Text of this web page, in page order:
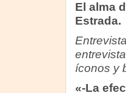
El alma
Estrada.
íconos y
«-La